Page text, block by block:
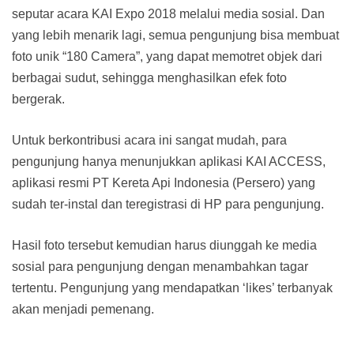
seputar acara KAI Expo 2018 melalui media sosial. Dan
yang lebih menarik lagi, semua pengunjung bisa membuat
foto unik “180 Camera”, yang dapat memotret objek dari
berbagai sudut, sehingga menghasilkan efek foto
bergerak.
Untuk berkontribusi acara ini sangat mudah, para
pengunjung hanya menunjukkan aplikasi KAI ACCESS,
aplikasi resmi PT Kereta Api Indonesia (Persero) yang
sudah ter-instal dan teregistrasi di HP para pengunjung.
Hasil foto tersebut kemudian harus diunggah ke media
sosial para pengunjung dengan menambahkan tagar
tertentu. Pengunjung yang mendapatkan ‘likes’ terbanyak
akan menjadi pemenang.